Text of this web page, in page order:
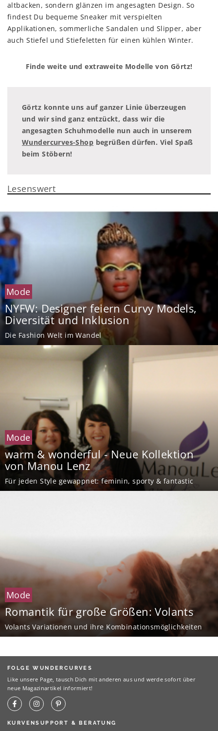
altbacken, sondern glänzen im angesagten Design. So
findest Du bequeme Sneaker mit verspielten
Applikationen, sommerliche Sandalen und Slipper, aber
auch Stiefel und Stiefeletten für einen kühlen Winter.
Finde weite und extraweite Modelle von Görtz!
Görtz konnte uns auf ganzer Linie überzeugen
und wir sind ganz entzückt, dass wir die
angesagten Schuhmodelle nun auch in unserem
Wundercurves-Shop begrüßen dürfen. Viel Spaß
beim Stöbern!
Lesenswert
Mode
NYFW: Designer feiern Curvy Models,
Diversität und Inklusion
Die Fashion Welt im Wandel
Mode
warm & wonderful - Neue Kollektion
von Manou Lenz
Für jeden Style gewappnet: feminin, sporty & fantastic
Mode
Romantik für große Größen: Volants
Volants Variationen und ihre Kombinationsmöglichkeiten
FOLGE WUNDERCURVES
Like unsere Page, tausch Dich mit anderen aus und werde sofort über
neue Magazinartikel informiert!
KURVENSUPPORT & BERATUNG